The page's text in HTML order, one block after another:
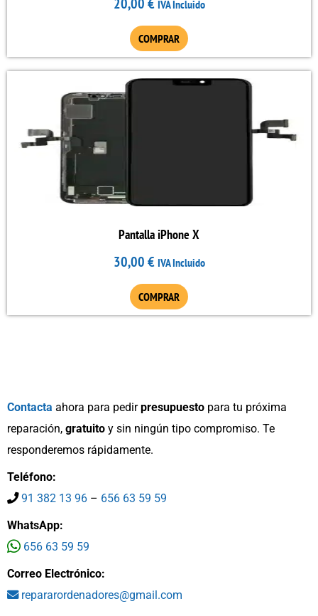
IVA Incluido
COMPRAR
Pantalla iPhone X
30,00€ IVA Incluido
COMPRAR
Contacta ahora para pedirpresupuesto para tu próxima
reparación, gratuito y sin ningún tipo compromiso. Te
responderemos rápidamente.
Teléfono:
91 382 13 96 – 656 63 59 59
WhatsApp:
656 63 59 59
Correo Electrónico:
repararordenadores@gmail.com